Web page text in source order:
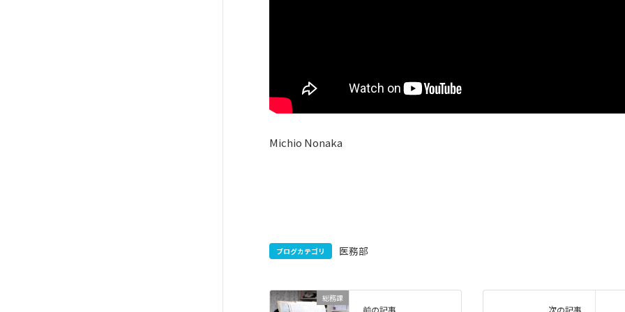
Michio Nonaka
ブログカテゴリ 医務部
総務課
前の記事 次の記事